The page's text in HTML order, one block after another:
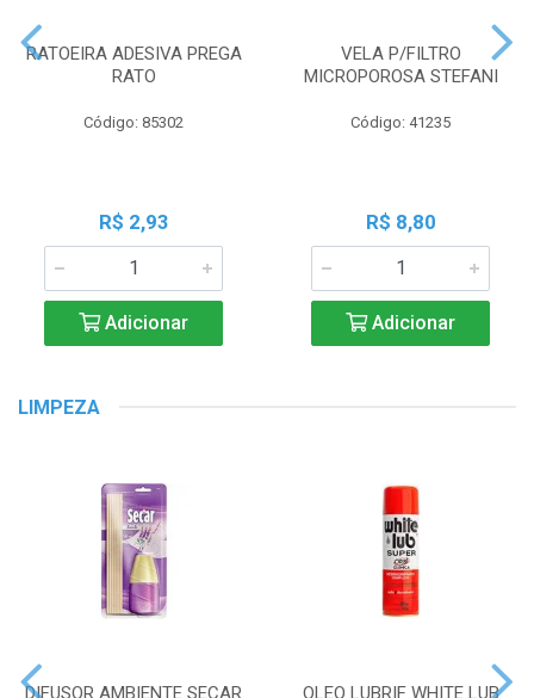
RATOEIRA ADESIVA PREGA
RATO
Código: 85302
R$ 2,93
Adicionar
VELA P/FILTRO
MICROPOROSA STEFANI
Código: 41235
R$ 8,80
Adicionar
LIMPEZA
DIFUSOR AMBIENTE SECAR OLEO LUBRIF WHITE LUB